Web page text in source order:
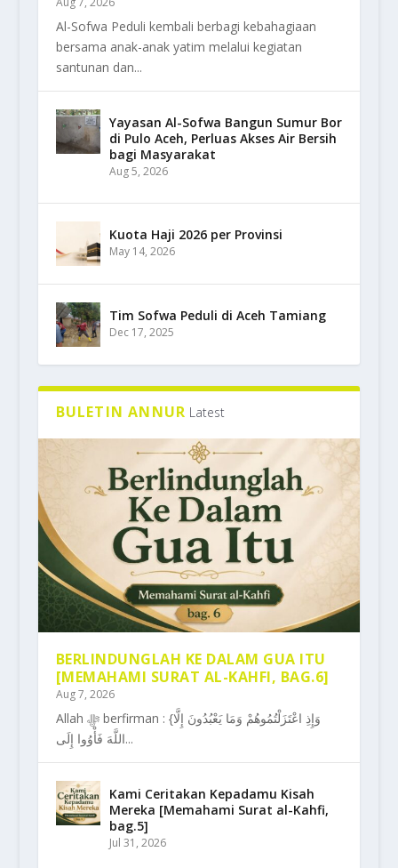
Al-Sofwa Peduli kembali berbagi kebahagiaan
bersama anak-anak yatim melalui kegiatan
santunan dan...
Yayasan Al-Sofwa Bangun Sumur Bor
di Pulo Aceh, Perluas Akses Air Bersih
bagi Masyarakat
Aug 5, 2026
Kuota Haji 2026 per Provinsi
May 14, 2026
Tim Sofwa Peduli di Aceh Tamiang
Dec 17, 2025
BULETIN ANNUR Latest
BERLINDUNGLAH KE DALAM GUA ITU
[MEMAHAMI SURAT AL-KAHFI, BAG.6]
Aug 7, 2026
Allah ﷻ berfirman : {وَإِذِ اعْتَزَلْتُمُوهُمْ وَمَا يَعْبُدُونَ إِلَّا
اللَّهَ فَأْوُوا إِلَى...
Kami Ceritakan Kepadamu Kisah
Mereka [Memahami Surat al-Kahfi,
bag.5]
Jul 31, 2026